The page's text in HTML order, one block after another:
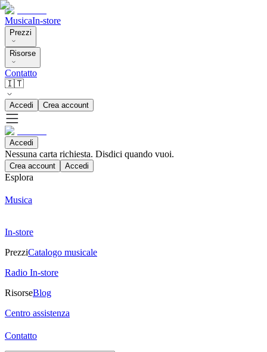
MusicaIn-store
Prezzi
Risorse
Contatto
🇮🇹
Accedi Crea account
Accedi
Nessuna carta richiesta. Disdici quando vuoi.
Crea account Accedi
Esplora
Musica
In-store
PrezziCatalogo musicale
Radio In-store
RisorseBlog
Centro assistenza
Contatto